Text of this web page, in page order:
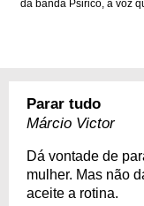
da banda Psirico, a voz
Parar tudo
Márcio Victor
Dá vontade de
mulher. Mas não
aceite a rotina.